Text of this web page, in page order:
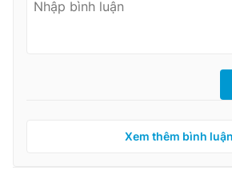
Xem thêm bình luận